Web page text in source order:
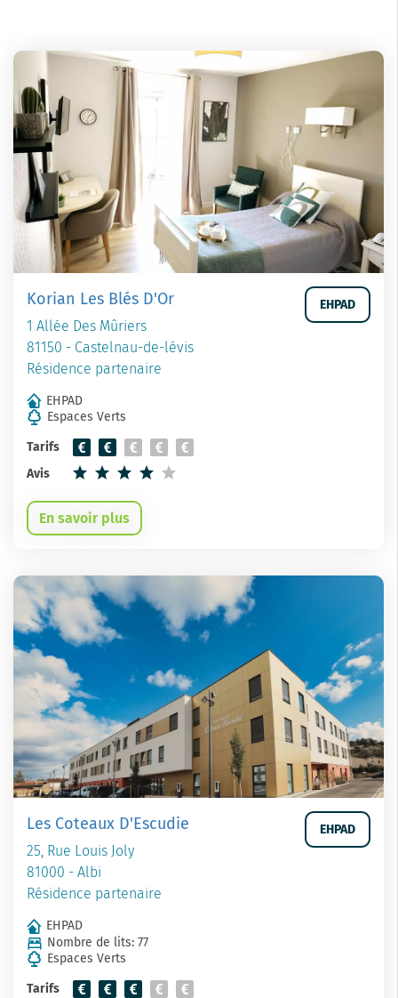
Korian Les Blés D'Or
1 Allée Des Mûriers
81150 - Castelnau-de-lévis
Résidence partenaire
EHPAD
EHPAD
Espaces Verts
Tarifs
Avis
En savoir plus
Les Coteaux D'Escudie
25, Rue Louis Joly
81000 - Albi
Résidence partenaire
EHPAD
EHPAD
Nombre de lits: 77
Espaces Verts
Tarifs